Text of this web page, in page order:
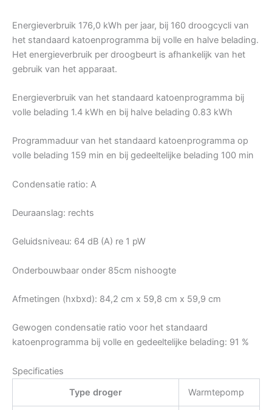
Energieverbruik 176,0 kWh per jaar, bij 160 droogcycli van
het standaard katoenprogramma bij volle en halve belading.
Het energieverbruik per droogbeurt is afhankelijk van het
gebruik van het apparaat.
Energieverbruik van het standaard katoenprogramma bij
volle belading 1.4 kWh en bij halve belading 0.83 kWh
Programmaduur van het standaard katoenprogramma op
volle belading 159 min en bij gedeeltelijke belading 100 min
Condensatie ratio: A
Deuraanslag: rechts
Geluidsniveau: 64 dB (A) re 1 pW
Onderbouwbaar onder 85cm nishoogte
Afmetingen (hxbxd): 84,2 cm x 59,8 cm x 59,9 cm
Gewogen condensatie ratio voor het standaard
katoenprogramma bij volle en gedeeltelijke belading: 91 %
Specificaties
Type droger
Warmtepomp